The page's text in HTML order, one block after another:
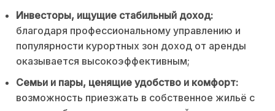
Инвесторы, ищущие стабильный доход:
благодаря профессиональному управлению и
популярности курортных зон доход от аренды
оказывается высокоэффективным;
Семьи и пары, ценящие удобство и комфорт:
возможность приезжать в собственное жильё с